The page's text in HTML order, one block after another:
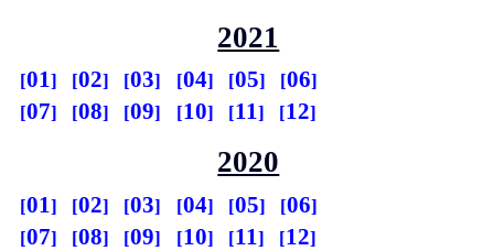
2021
01 02 03 04 05
06
07
08 09 10 11 12
2020
01 02 03 04 05
06
07
08 09 10 11 12